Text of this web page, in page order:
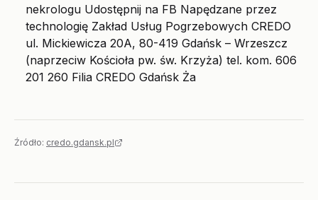
nekrologu Udostępnij na FB Napędzane przez
technologię Zakład Usług Pogrzebowych CREDO
ul. Mickiewicza 20A, 80-419 Gdańsk – Wrzeszcz
(naprzeciw Kościoła pw. św. Krzyża) tel. kom. 606
201 260 Filia CREDO Gdańsk Ża
Źródło: credo.gdansk.pl